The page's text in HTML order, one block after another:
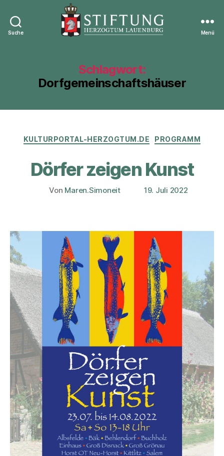
Suche
Lauenburg
Menü
Schlagwort:
Dorfgemeinschaftshäuser
Kategorien
KULTURPORTAL-HERZOGTUM.DE PROGRAMM
Dörfer zeigen Kunst
Beitragsautor
Von Maren.Simoneit Veröffentlichungsdatum
19. Juli 2022